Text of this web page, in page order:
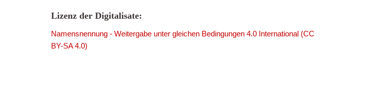
Lizenz der Digitalisate:
Namensnennung - Weitergabe unter gleichen Bedingungen 4.0 International (CC
BY-SA 4.0)